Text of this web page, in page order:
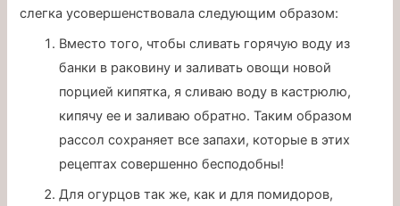
слегка усовершенствовала следующим образом:
Вместо того, чтобы сливать горячую воду из
банки в раковину и заливать овощи новой
порцией кипятка, я сливаю воду в кастрюлю,
кипячу ее и заливаю обратно. Таким образом
рассол сохраняет все запахи, которые в этих
рецептах совершенно бесподобны!
Для огурцов так же, как и для помидоров,